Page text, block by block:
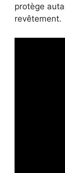
protège
revêtement.